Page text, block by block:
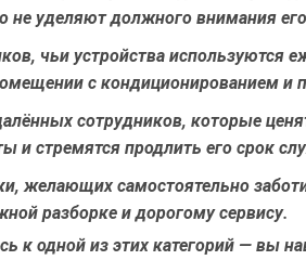
не уделяют должного внимания
, чьи устройства используются
с кондиционированием и
сотрудников, которые
и стремятся продлить его срок
, желающих самостоятельно
разборке и дорогому сервису.
к одной из этих категорий — вы